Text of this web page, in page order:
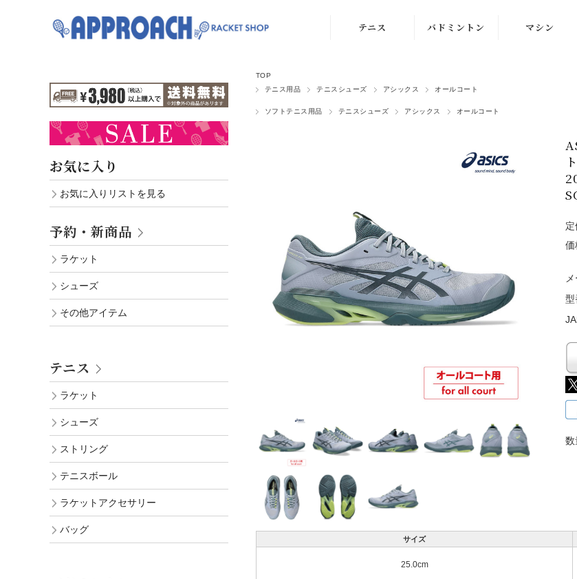
テニス
シューズ
アクセサリ
バッグ
バドミントン
シューズ
シャトルコック
マシン
修理メンテナンス
TOP
テニス用品
テニスシューズ アシックス オールコート
ソフトテニス用品 テニスシューズ アシックス オールコート
定
価
メ
型
数
サイズ
25.0cm
お気に入り
お気に入りリストを見る
予約・新商品
ラケット
シューズ
その他アイテム
テニス
ラケット
シューズ
ストリング
テニスボール
ラケットアクセサリー
バッグ